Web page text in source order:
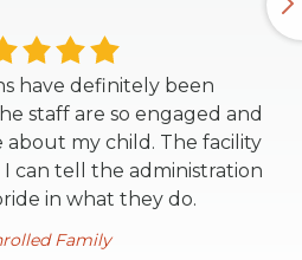
have definitely been
staff are so engaged and
my child. The facility
can tell the administration
in what they do.
Family